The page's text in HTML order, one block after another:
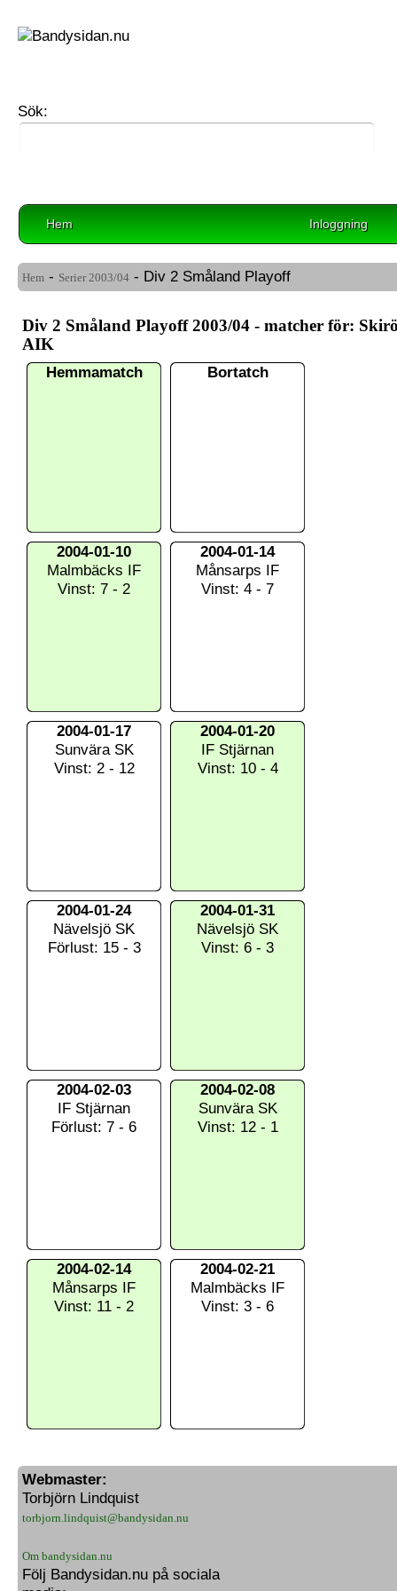
Sök:
Hem Inloggning
Hem - Serier 2003/04 - Div 2 Småland Playoff
Div 2 Småland Playoff 2003/04 - matcher för:
AIK
Hemmamatch Bortatch
2004-01-10
Malmbäcks IF
Vinst: 7 - 2
2004-01-14
Månsarps IF
Vinst: 4 - 7
2004-01-17
Sunvära SK
Vinst: 2 - 12
2004-01-20
IF Stjärnan
Vinst: 10 - 4
2004-01-24
Nävelsjö SK
Förlust: 15 - 3
2004-01-31
Nävelsjö SK
Vinst: 6 - 3
2004-02-03
IF Stjärnan
Förlust: 7 - 6
2004-02-08
Sunvära SK
Vinst: 12 - 1
2004-02-14
Månsarps IF
Vinst: 11 - 2
2004-02-21
Malmbäcks IF
Vinst: 3 - 6
Webmaster:
Torbjörn Lindquist
torbjorn.lindquist@bandysidan.nu
Om bandysidan.nu
Följ Bandysidan.nu på sociala